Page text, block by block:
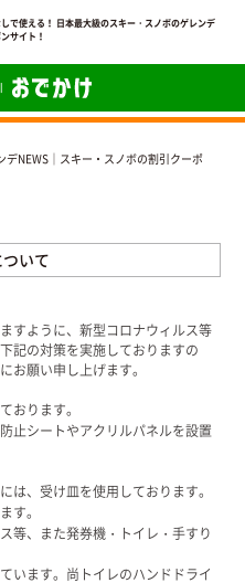
で使える！ 日本最大級のスキー・スノボのゲレンデ
サイト！
NEWS｜スキー・スノボの割引クーポ
いて
すように、新型コロナウィルス等
記の対策を実施しておりますの
お願い申し上げます。
おります。
止シートやアクリルパネルを設置
は、受け皿を使用しております。
す。
等、また発券機・トイレ・手すり
います。尚トイレのハンドドライ